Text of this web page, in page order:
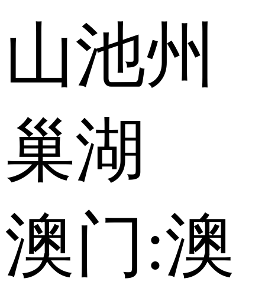
山池州
巢湖
澳门:澳